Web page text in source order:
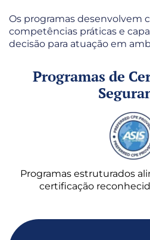
Os programas desenvolvem
competências práticas e
decisão para atuação em
Programas de
Programas estruturados
certificação